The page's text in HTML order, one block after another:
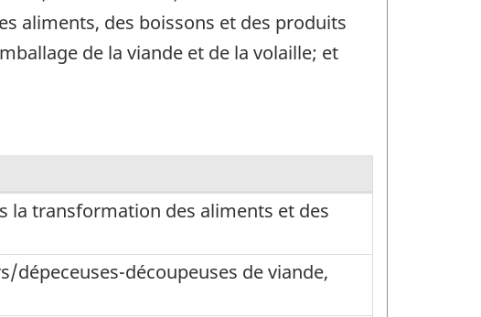
aliments, des boissons et des produits
de la viande et de la volaille; et
la transformation des aliments et des
découpeuses de viande,